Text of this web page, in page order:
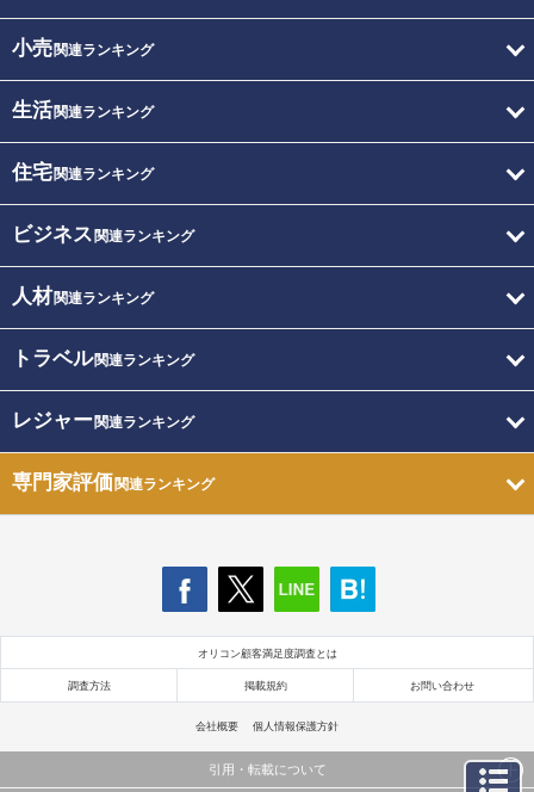
小売関連ランキング
生活関連ランキング
住宅関連ランキング
ビジネス 関連ランキング
人材関連ランキング
トラベル関連ランキング
レジャー関連ランキング
専門家評価関連ランキング
オリコン顧客満足度調査とは
調査方法 掲載規約 お問い合わせ
会社概要 個人情報保護方針
引用・転載について